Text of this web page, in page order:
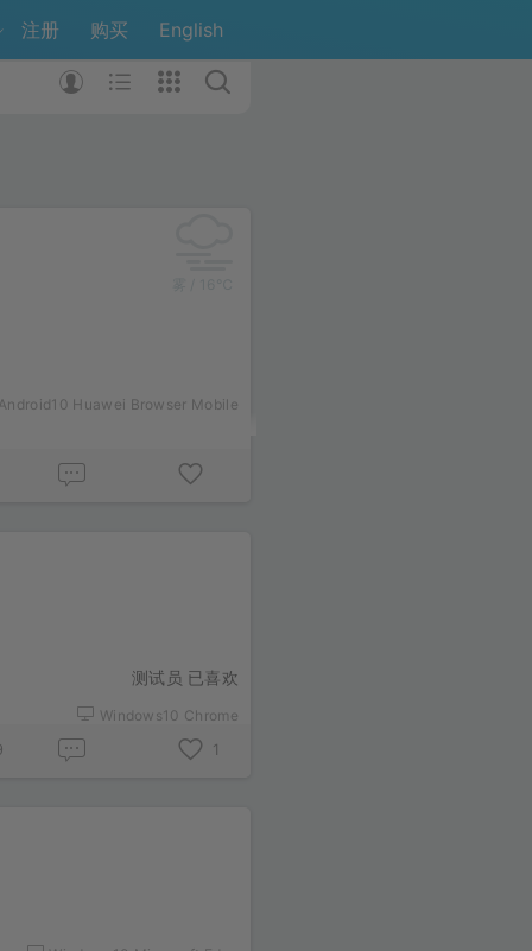
注册 购买 English
Android10 Huawei Browser Mobile
测试员 已喜欢
Windows10 Chrome
1